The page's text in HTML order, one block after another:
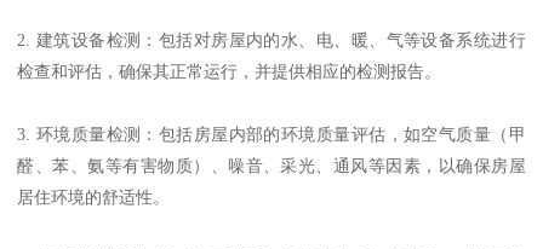
2. 建筑设备检测：包括对房屋内的水、电、暖、气等设备系统进行
检查和评估，确保其正常运行，并提供相应的检测报告。
3. 环境质量检测：包括房屋内部的环境质量评估，如空气质量（甲
醛、苯、氨等有害物质）、噪音、采光、通风等因素，以确保房屋
居住环境的舒适性。